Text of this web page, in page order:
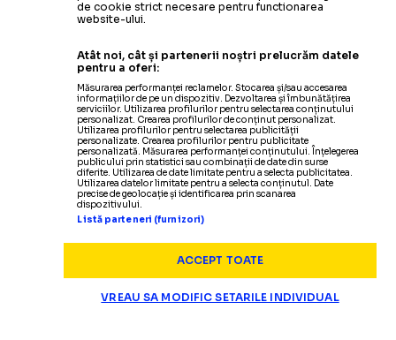
de cookie strict necesare pentru functionarea
website-ului.
Atât noi, cât și partenerii noștri prelucrăm datele
pentru a oferi:
Măsurarea performanței reclamelor. Stocarea și/sau accesarea
informațiilor de pe un dispozitiv. Dezvoltarea și îmbunătățirea
serviciilor. Utilizarea profilurilor pentru selectarea conținutului
personalizat. Crearea profilurilor de conținut personalizat.
Utilizarea profilurilor pentru selectarea publicității
personalizate. Crearea profilurilor pentru publicitate
personalizată. Măsurarea performanței conținutului. Înțelegerea
publicului prin statistici sau combinații de date din surse
diferite. Utilizarea de date limitate pentru a selecta publicitatea.
Utilizarea datelor limitate pentru a selecta conținutul. Date
precise de geolocație și identificarea prin scanarea
dispozitivului.
Listă parteneri (furnizori)
ACCEPT TOATE
VREAU SA MODIFIC SETARILE INDIVIDUAL